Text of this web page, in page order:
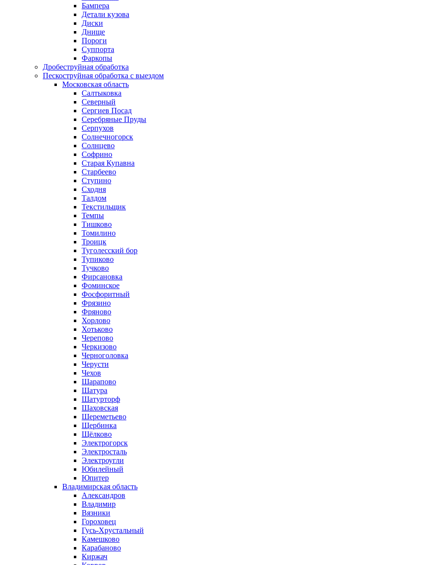
Бампера
Детали кузова
Диски
Днище
Пороги
Суппорта
Фаркопы
Дробеструйная обработка
Пескоструйная обработка с выездом
Московская область
Салтыковка
Северный
Сергиев Посад
Серебряные Пруды
Серпухов
Солнечногорск
Солнцево
Софрино
Старая Купавна
Старбеево
Ступино
Сходня
Талдом
Текстильщик
Темпы
Тишково
Томилино
Троицк
Туголесский бор
Тупиково
Тучково
Фирсановка
Фоминское
Фосфоритный
Фрязино
Фряново
Хорлово
Хотьково
Черепово
Черкизово
Черноголовка
Черусти
Чехов
Шарапово
Шатура
Шатурторф
Шаховская
Шереметьево
Щербинка
Щёлково
Электрогорск
Электросталь
Электроугли
Юбилейный
Юпитер
Владимирская область
Александров
Владимир
Вязники
Гороховец
Гусь-Хрустальный
Камешково
Карабаново
Киржач